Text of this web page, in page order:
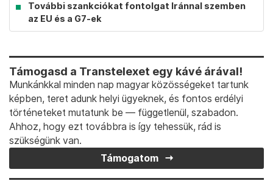
További szankciókat fontolgat Iránnal szemben
az EU és a G7-ek
Támogasd a Transtelexet egy kávé árával!
Munkánkkal minden nap magyar közösségeket tartunk
képben, teret adunk helyi ügyeknek, és fontos erdélyi
történeteket mutatunk be — függetlenül, szabadon.
Ahhoz, hogy ezt továbbra is így tehessük, rád is
szükségünk van.
Támogatom